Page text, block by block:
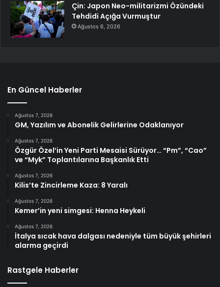
Çin: Japon Neo-militarizmi Özündeki
Tehdidi Açığa Vurmuştur
Ağustos 6, 2026
En Güncel Haberler
Ağustos 7, 2026
GM, Yazılım ve Abonelik Gelirlerine Odaklanıyor
Ağustos 7, 2026
Özgür Özel’in Yeni Parti Mesaisi Sürüyor… “Pm”, “Cao”
ve “Myk” Toplantılarına Başkanlık Etti
Ağustos 7, 2026
Kilis’te Zincirleme Kaza: 8 Yaralı
Ağustos 7, 2026
Kemer’in yeni simgesi: Henna Heykeli
Ağustos 7, 2026
İtalya sıcak hava dalgası nedeniyle tüm büyük şehirleri
alarma geçirdi
Rastgele Haberler